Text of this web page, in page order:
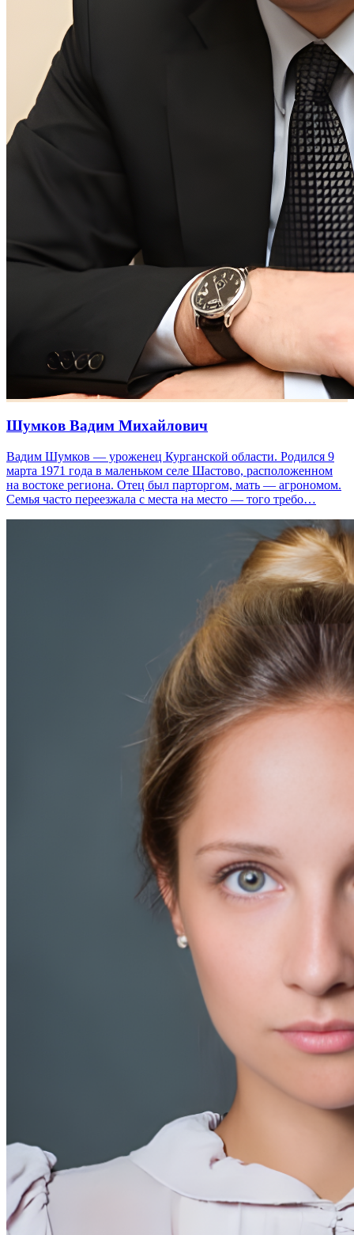
Шумков Вадим Михайлович
Вадим Шумков — уроженец Курганской области. Родился 9
марта 1971 года в маленьком селе Шастово, расположенном
на востоке региона. Отец был парторгом, мать — агрономом.
Семья часто переезжала с места на место — того требо…